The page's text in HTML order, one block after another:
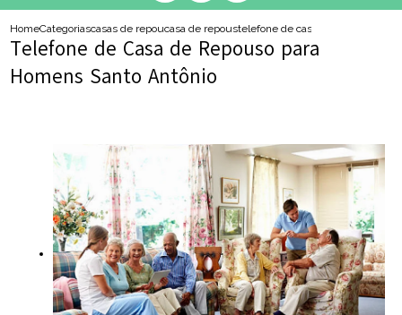
HomeCategoriascasas de repousocasa de repouso perto de mim
telefone de casa de repouso
Telefone de Casa de Repouso para
Homens Santo Antônio